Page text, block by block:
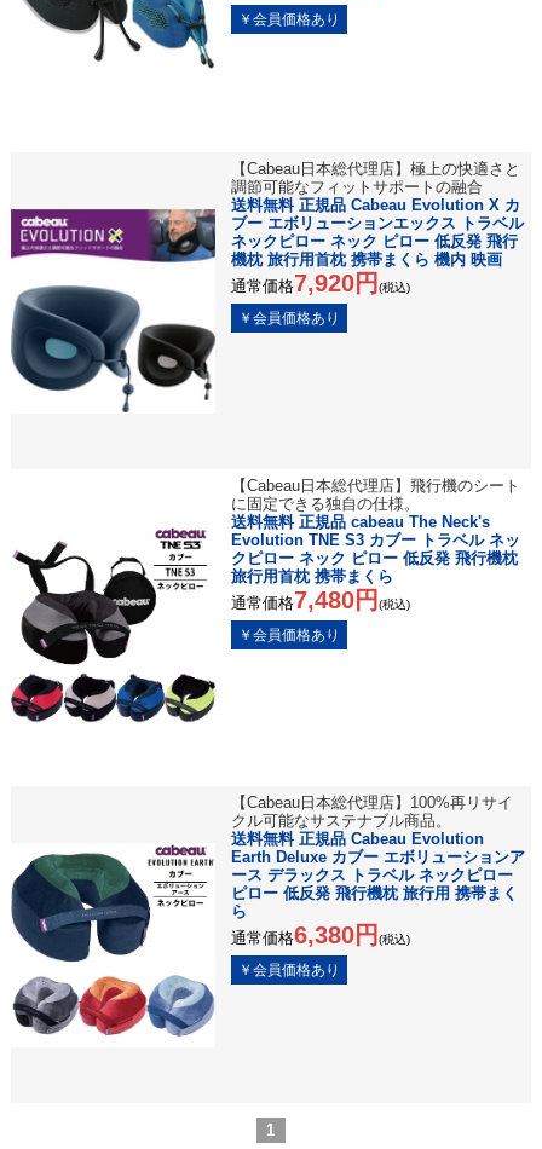
【Cabeau日本総代理店】極上の快適さと
調節可能なフィットサポートの融合
送料無料 正規品 Cabeau Evolution X カ
ブー エボリューションエックス トラベル
ネックピロー ネック ピロー 低反発 飛行
機枕 旅行用首枕 携帯まくら 機内 映画
通常価格7,920円 (税込)
【Cabeau日本総代理店】飛行機のシート
に固定できる独自の仕様。
送料無料 正規品 cabeau The Neck's
Evolution TNE S3 カブー トラベル ネッ
クピロー ネック ピロー 低反発 飛行機枕
旅行用首枕 携帯まくら
通常価格7,480円 (税込)
【Cabeau日本総代理店】100%再リサイ
クル可能なサステナブル商品。
送料無料 正規品 Cabeau Evolution
Earth Deluxe カブー エボリューションア
ース デラックス トラベル ネックピロー
ピロー 低反発 飛行機枕 旅行用 携帯まく
ら
通常価格6,380円 (税込)
1